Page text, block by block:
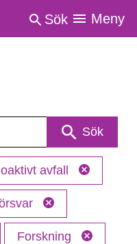
Sök Meny
Sök
avfall
Forskning